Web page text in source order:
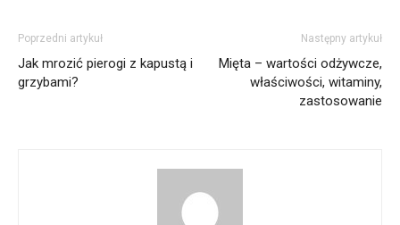
Poprzedni artykuł
Jak mrozić pierogi z kapustą i
grzybami?
Następny artykuł
Mięta – wartości odżywcze,
właściwości, witaminy,
zastosowanie